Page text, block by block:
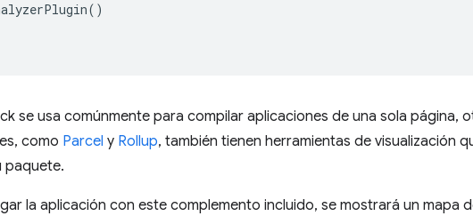
()
se usa comúnmente para compilar aplicaciones de una sola página,
como Parcel y Rollup, también tienen herramientas de visualización
paquete.
la aplicación con este complemento incluido, se mostrará un mapa